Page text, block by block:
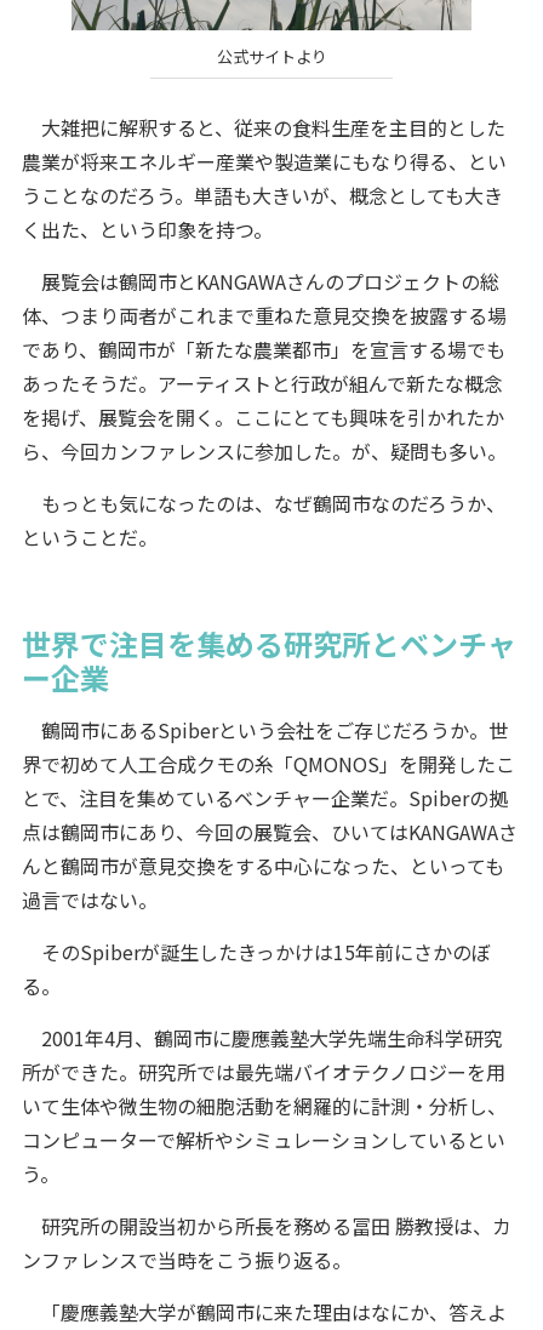
公式サイトより
大雑把に解釈すると、従来の食料生産を主目的とした
農業が将来エネルギー産業や製造業にもなり得る、とい
うことなのだろう。単語も大きいが、概念としても大き
く出た、という印象を持つ。
展覧会は鶴岡市とKANGAWAさんのプロジェクトの総
体、つまり両者がこれまで重ねた意見交換を披露する場
であり、鶴岡市が「新たな農業都市」を宣言する場でも
あったそうだ。アーティストと行政が組んで新たな概念
を掲げ、展覧会を開く。ここにとても興味を引かれたか
ら、今回カンファレンスに参加した。が、疑問も多い。
もっとも気になったのは、なぜ鶴岡市なのだろうか、
ということだ。
世界で注目を集める研究所とベンチャ
ー企業
鶴岡市にあるSpiberという会社をご存じだろうか。世
界で初めて人工合成クモの糸「QMONOS」を開発したこ
とで、注目を集めているベンチャー企業だ。Spiberの拠
点は鶴岡市にあり、今回の展覧会、ひいてはKANGAWAさ
んと鶴岡市が意見交換をする中心になった、といっても
過言ではない。
そのSpiberが誕生したきっかけは15年前にさかのぼ
る。
2001年4月、鶴岡市に慶應義塾大学先端生命科学研究
所ができた。研究所では最先端バイオテクノロジーを用
いて生体や微生物の細胞活動を網羅的に計測・分析し、
コンピューターで解析やシミュレーションしているとい
う。
研究所の開設当初から所長を務める冨田 勝教授は、カ
ンファレンスで当時をこう振り返る。
「慶應義塾大学が鶴岡市に来た理由はなにか、答えよ